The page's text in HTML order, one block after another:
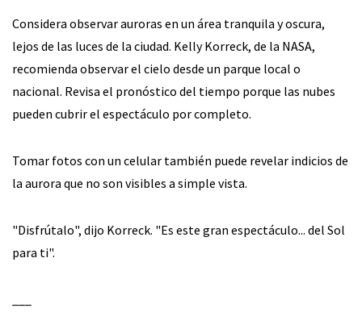
Considera observar auroras en un área tranquila y oscura,
lejos de las luces de la ciudad. Kelly Korreck, de la NASA,
recomienda observar el cielo desde un parque local o
nacional. Revisa el pronóstico del tiempo porque las nubes
pueden cubrir el espectáculo por completo.
Tomar fotos con un celular también puede revelar indicios de
la aurora que no son visibles a simple vista.
"Disfrútalo", dijo Korreck. "Es este gran espectáculo... del Sol
para ti".